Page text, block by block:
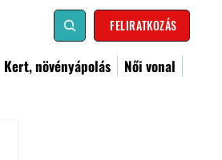
FELIRATKOZÁS
Kert, növényápolás Női vonal